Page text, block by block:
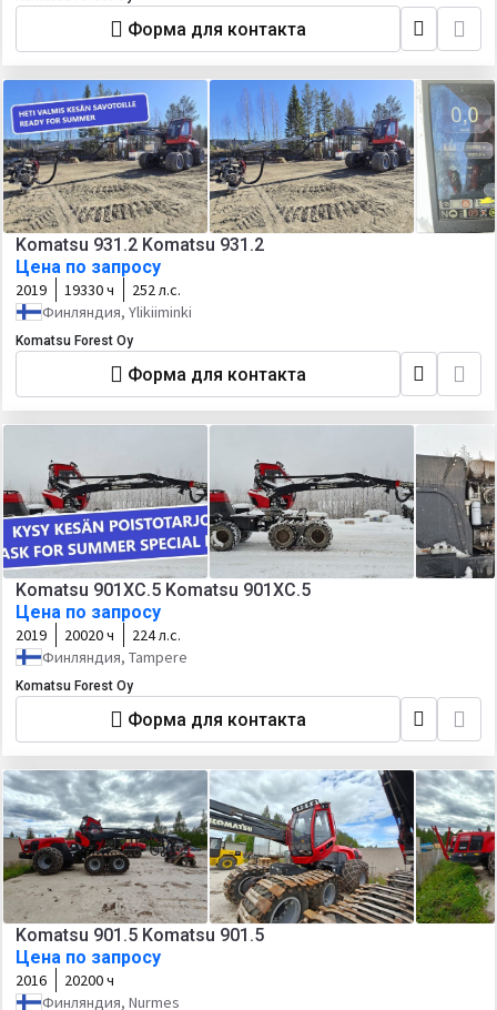
Форма для контакта
Komatsu 931.2 Komatsu 931.2
Цена по запросу
2019 19330 ч
252 л.с.
Финляндия, Ylikiiminki
Komatsu Forest Oy
Форма для контакта
Komatsu 901XC.5 Komatsu 901XC.5
Цена по запросу
2019 20020 ч
224 л.с.
Финляндия, Tampere
Komatsu Forest Oy
Форма для контакта
Komatsu 901.5 Komatsu 901.5
Цена по запросу
2016
20200 ч
Финляндия, Nurmes